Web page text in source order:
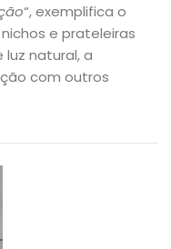
“, exemplifica o
e prateleiras
natural, a
com outros